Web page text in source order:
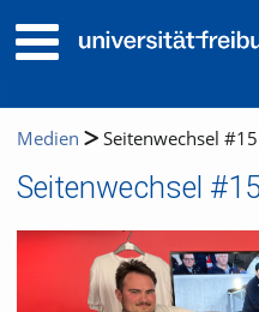
Medien Seitenwechsel #15
Seitenwechsel